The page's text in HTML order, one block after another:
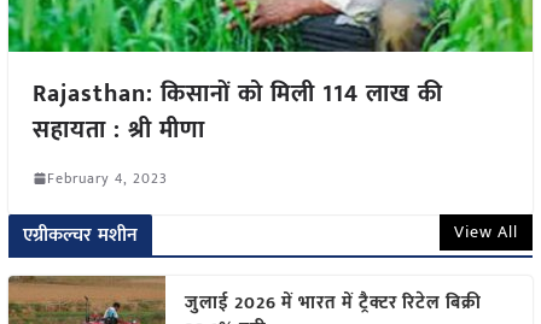
Rajasthan: किसानों को मिली 114 लाख की
सहायता : श्री मीणा
February 4, 2023
एग्रीकल्चर मशीन View All
जुलाई 2026 में भारत में ट्रैक्टर रिटेल बिक्री